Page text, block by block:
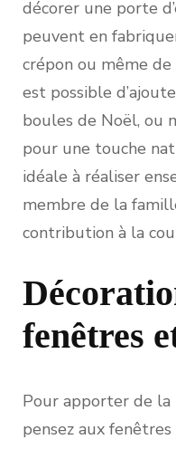
décorer une porte
peuvent en
crépon ou même de
est possible
boules de Noël, ou
pour une touche
idéale à réaliser
membre de la
contribution à la
fenêtres
Pour apporter de la
pensez aux